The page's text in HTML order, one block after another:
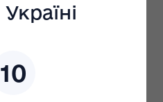
портал
Держлікслужби